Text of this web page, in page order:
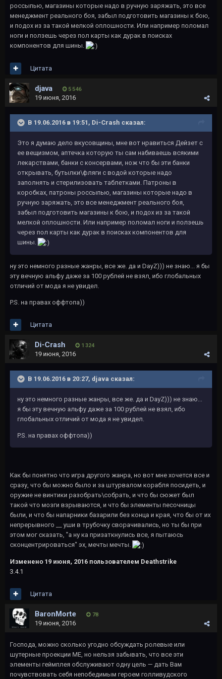
россыпью, магазины которые надо в ручную заряжать, это все
менеджмент реального боя, забыл подготовить магазины к бою,
и подох из за такой мелкой оплошности. Или например поломал
ноги и ползешь через пол карты как дурак в поисках
компонентов для шины.
Цитата
djava 5 546
19 июня, 2016
В 19.06.2016 в 19:51, Di-Crash сказал:
Это я думаю дело вкусовщины, мне вот нравиться Дейзет с
ее вещизмом, аптечка которую ты сам набиваешь всякими
лекарствами, банки с консервами, нож что бы эти банки
открывать, бутылки\фляги с водой которые надо
заполнять и стерилизовать таблетками. Патроны в
коробках, патроны россыпью, магазины которые надо в
ручную заряжать, это все менеджмент реального боя,
забыл подготовить магазины к бою, и подох из за такой
мелкой оплошности. Или например поломал ноги и ползешь
через пол карты как дурак в поисках компонентов для
шины.
ну это немного разные жанры, все же. да и DayZ))) не знаю... я бы
эту вечную альфу даже за 100 рублей не взял, ибо глобальных
отличий от мода я не увидел.
P.S. на правах оффтопа))
Цитата
Di-Crash 1 324
19 июня, 2016
В 19.06.2016 в 20:27, djava сказал:
ну это немного разные жанры, все же. да и DayZ))) не знаю...
я бы эту вечную альфу даже за 100 рублей не взял, ибо
глобальных отличий от мода я не увидел.
P.S. на правах оффтопа))
Как бы понятно что игра другого жанра, но вот мне хочется все и
сразу, что бы можно было и за штурвалом корабля посидеть, и
оружие не винтики разобрать\собрать, и что бы сюжет был
такой что мозги взрываются, и что бы элементы песочницы
были, и что бы напарники базарили без конца и края, что бы от их
непрерывного __ уши в трубочку сворачивались, но ты бы при
этом мог сказать, "а ну ка призаткнулись все, я пытаюсь
сконцентрироваться" эх, мечты мечты.
Изменено 19 июня, 2016 пользователем Deathstrike
3.4.1
Цитата
BaronMorte 78
19 июня, 2016
Господа, можно сколько угодно обсуждать ролевые или
шутерные проекции ME, но нельзя забывать, что все эти
элементы геймплея обслуживают одну цель — дать Вам
почувствовать себя непобедимым героем голливудского